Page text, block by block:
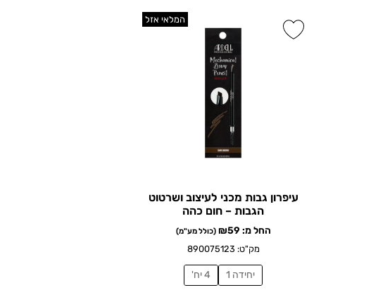
המלאי אזל
עיפרון גבות מכני לעיצוב ושרטוט
הגבות – חום כהה
החל מ: ₪59 (כולל מע"מ)
מק"ט: 890075123
יחידה 1 4 יח'